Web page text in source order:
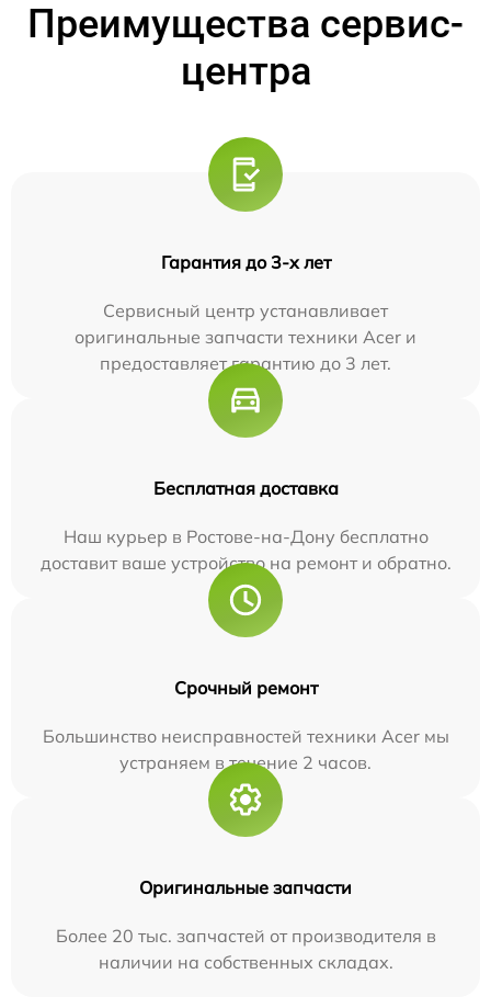
Преимущества сервис-
центра
Гарантия до 3-х лет
Сервисный центр устанавливает
оригинальные запчасти техники Acer и
предоставляет гарантию до 3 лет.
Бесплатная доставка
Наш курьер в Ростове-на-Дону бесплатно
доставит ваше устройство на ремонт и обратно.
Срочный ремонт
Большинство неисправностей техники Acer мы
устраняем в течение 2 часов.
Оригинальные запчасти
Более 20 тыс. запчастей от производителя в
наличии на собственных складах.